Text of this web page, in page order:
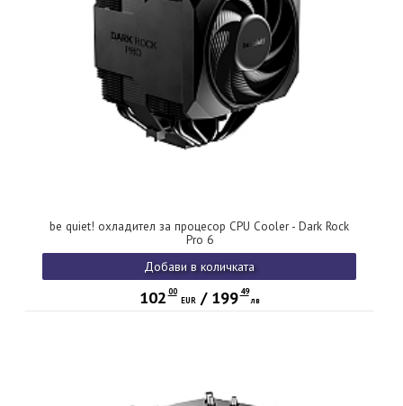
be quiet! охладител за процесор CPU Cooler - Dark Rock
Pro 6
Добави в количката
102 00
EUR/ 199 49
лв